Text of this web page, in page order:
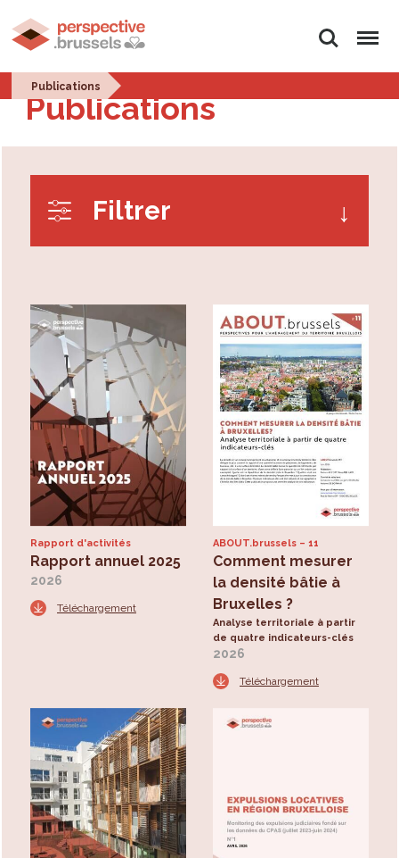
Rechercher
Menu
Publications
Publications
Filtrer
Rapport d'activités
Rapport annuel 2025
2026
Téléchargement
ABOUT.brussels 11
Comment mesurer
la densité bâtie à
Bruxelles ?
Analyse territoriale à partir
de quatre indicateurs-clés
2026
Téléchargement